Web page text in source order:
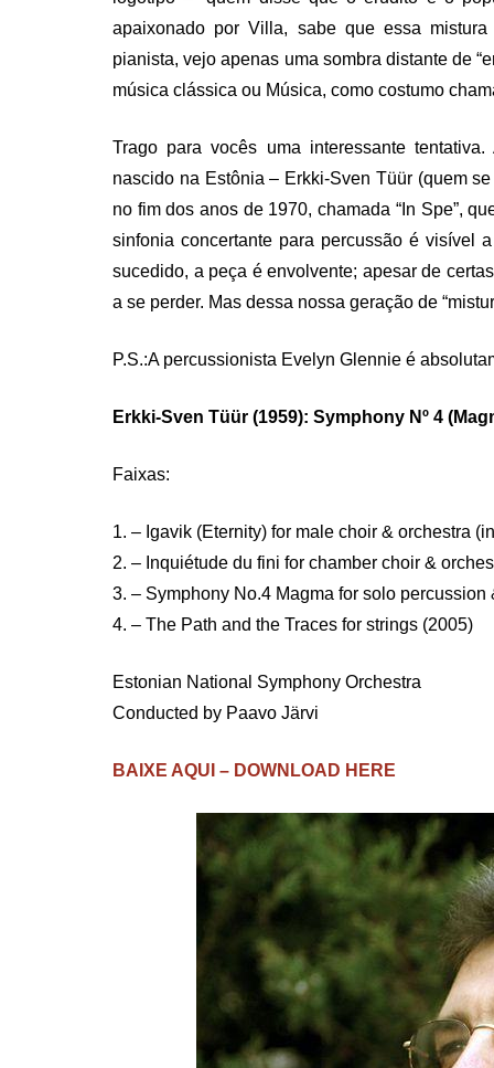
apaixonado por Villa, sabe que essa
pianista, vejo apenas uma sombra distante de
música clássica ou Música, como costumo
Trago para vocês uma interessante
nascido na Estônia – Erkki-Sven Tüür (quem
no fim dos anos de 1970, chamada “In Spe”,
sinfonia concertante para percussão é visível
sucedido, a peça é envolvente; apesar de
a se perder. Mas dessa nossa geração de
P.S.:A percussionista Evelyn Glennie é
Erkki-Sven Tüür (1959): Symphony Nº 4
Faixas:
1. – Igavik (Eternity) for male choir & orchestra
2. – Inquiétude du fini for chamber choir &
3. – Symphony No.4 Magma for solo
4. – The Path and the Traces for strings (2005)
Estonian National Symphony Orchestra
Conducted by Paavo Järvi
BAIXE AQUI – DOWNLOAD HERE